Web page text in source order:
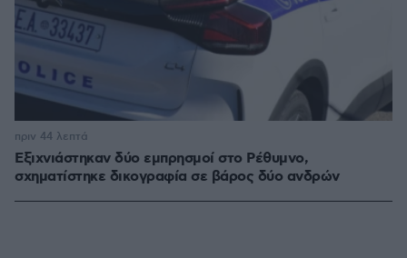
Εξιχνιάστηκαν δύο εμπρησμοί στο Ρέθυμνο,
σχηματίστηκε δικογραφία σε βάρος δύο ανδρών
πριν 44 λεπτά